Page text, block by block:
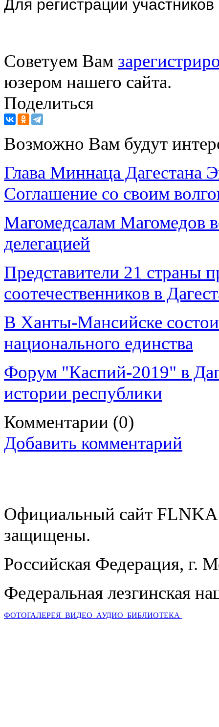
Для регистрации
Советуем Вам
юзером нашего сайта.
Поделиться
Возможно Вам будут
Глава Миннаца Дагестана
Соглашение со своим
Магомедсалам Магомедов
делегацией
Представители 21 страны
соотечественников в
В Ханты-Мансийске
национального единства
Форум "Каспий-2019" в
истории республики
Комментарии (0)
Добавить комментарий
Официальный сайт
защищены.
Российская Федерация, г.
Федеральная лезгинская
ФОТОГАЛЕРЕЯ ВИДЕО АУДИО БИБЛИОТЕКА